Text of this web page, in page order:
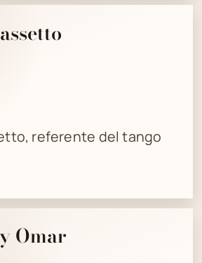
referente del tango
Omar